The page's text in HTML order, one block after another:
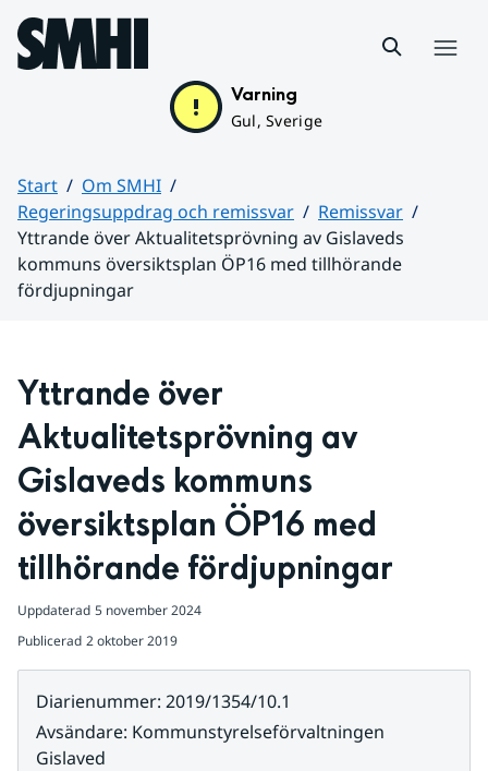
Hoppa till sidans innehåll
Varning
Gul, Sverige
Start
Om SMHI
Regeringsuppdrag och remissvar
Remissvar
Yttrande över Aktualitetsprövning av Gislaveds
kommuns översiktsplan ÖP16 med tillhörande
fördjupningar
Yttrande över
Aktualitetsprövning av
Gislaveds kommuns
översiktsplan ÖP16 med
tillhörande fördjupningar
Uppdaterad 5 november 2024
Publicerad 2 oktober 2019
Diarienummer: 2019/1354/10.1
Avsändare: Kommunstyrelseförvaltningen
Gislaved